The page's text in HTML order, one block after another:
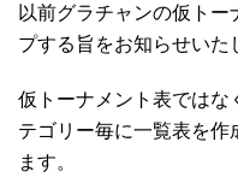
以前グラチャンの仮ト
プする旨をお知らせいた
仮トーナメント表ではな
テゴリー毎に一覧表を作
ます。